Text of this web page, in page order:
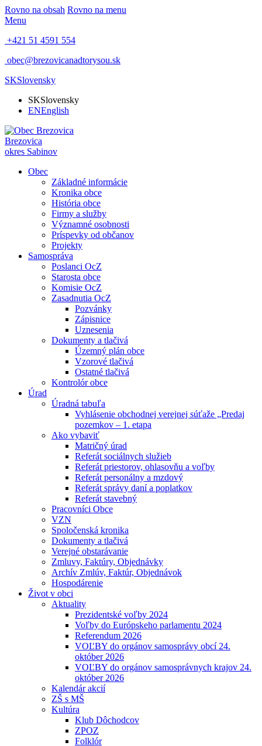
Rovno na obsah Rovno na menu
Menu
+421 51 4591 554
obec@brezovicanadtorysou.sk
SKSlovensky
SKSlovensky
ENEnglish
Brezovica
okres Sabinov
Obec
Základné informácie
Kronika obce
História obce
Firmy a služby
Významné osobnosti
Príspevky od občanov
Projekty
Samospráva
Poslanci OcZ
Starosta obce
Komisie OcZ
Zasadnutia OcZ
Pozvánky
Zápisnice
Uznesenia
Dokumenty a tlačivá
Územný plán obce
Vzorové tlačivá
Ostatné tlačivá
Kontrolór obce
Úrad
Úradná tabuľa
Vyhlásenie obchodnej verejnej súťaže „Predaj
pozemkov – 1. etapa
Ako vybaviť
Matričný úrad
Referát sociálnych služieb
Referát priestorov, ohlasovňu a voľby
Referát personálny a mzdový
Referát správy daní a poplatkov
Referát stavebný
Pracovníci Obce
VZN
Spoločenská kronika
Dokumenty a tlačivá
Verejné obstarávanie
Zmluvy, Faktúry, Objednávky
Archív Zmlúv, Faktúr, Objednávok
Hospodárenie
Život v obci
Aktuality
Prezidentské voľby 2024
Voľby do Európskeho parlamentu 2024
Referendum 2026
VOĽBY do orgánov samosprávy obcí 24.
október 2026
VOĽBY do orgánov samosprávnych krajov 24.
október 2026
Kalendár akcií
ZŠ s MŠ
Kultúra
Klub Dôchodcov
ZPOZ
Folklór